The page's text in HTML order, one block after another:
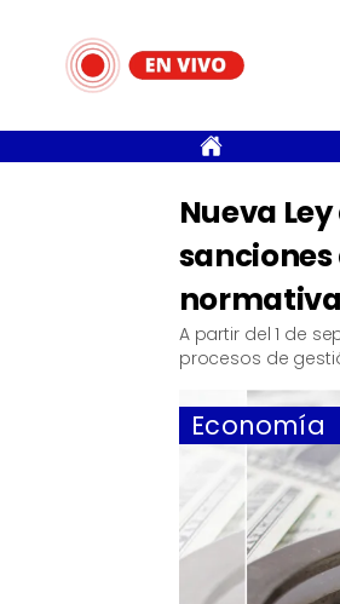
Economía
Nueva
normativa
​A partir del 1 de
procesos de